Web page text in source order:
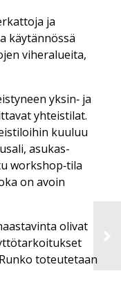
ja
käytännössä
viher­alueita,
yksin‑ ja
yhteis­tilat.
kuuluu
asukas­
workshop‑tila
on avoin
olivat
toteutetaan